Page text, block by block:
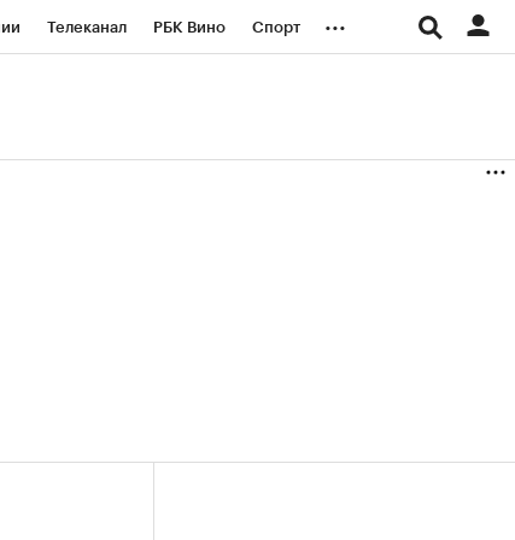
Телеканал РБК Вино Спорт ...